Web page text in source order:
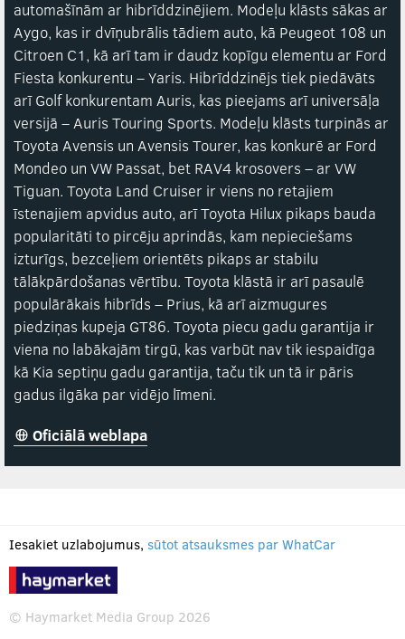
automašīnām ar hibrīddzinējiem. Modeļu klāsts sākas ar
Aygo, kas ir dvīņubrālis tādiem auto, kā Peugeot 108 un
Citroen C1, kā arī tam ir daudz kopīgu elementu ar Ford
Fiesta konkurentu – Yaris. Hibrīddzinējs tiek piedāvāts
arī Golf konkurentam Auris, kas pieejams arī universāļa
versijā – Auris Touring Sports. Modeļu klāsts turpinās ar
Toyota Avensis un Avensis Tourer, kas konkurē ar Ford
Mondeo un VW Passat, bet RAV4 krosovers – ar VW
Tiguan. Toyota Land Cruiser ir viens no retajiem
īstenajiem apvidus auto, arī Toyota Hilux pikaps bauda
popularitāti to pircēju aprindās, kam nepieciešams
izturīgs, bezceļiem orientēts pikaps ar stabilu
tālākpārdošanas vērtību. Toyota klāstā ir arī pasaulē
populārākais hibrīds – Prius, kā arī aizmugures
piedziņas kupeja GT86. Toyota piecu gadu garantija ir
viena no labākajām tirgū, kas varbūt nav tik iespaidīga
kā Kia septiņu gadu garantija, taču tik un tā ir pāris
gadus ilgāka par vidējo līmeni.
Oficiālā weblapa
Iesakiet uzlabojumus, sūtot atsauksmes par WhatCar
© Haymarket Media Group 2026